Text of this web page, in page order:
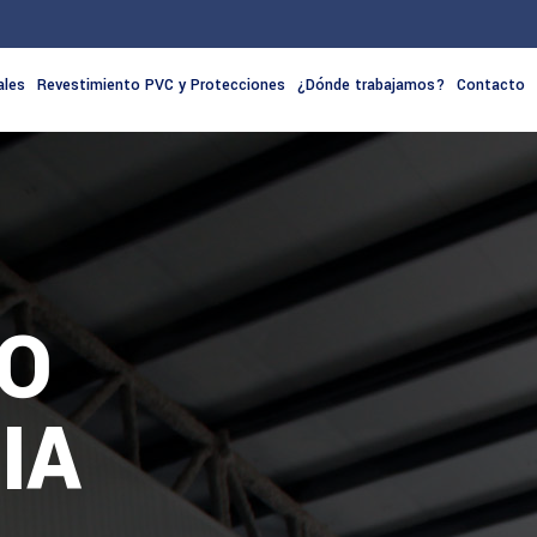
Revestimiento PVC y Protecciones ¿Dónde trabajamos? Contacto